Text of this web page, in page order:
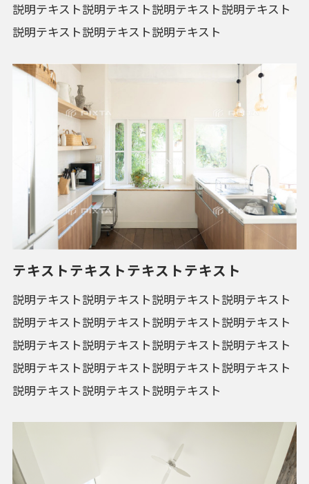
説明テキスト説明テキスト説明テキスト説明テキスト
説明テキスト説明テキスト説明テキスト
テキストテキストテキストテキスト
説明テキスト説明テキスト説明テキスト説明テキスト
説明テキスト説明テキスト説明テキスト説明テキスト
説明テキスト説明テキスト説明テキスト説明テキスト
説明テキスト説明テキスト説明テキスト説明テキスト
説明テキスト説明テキスト説明テキスト